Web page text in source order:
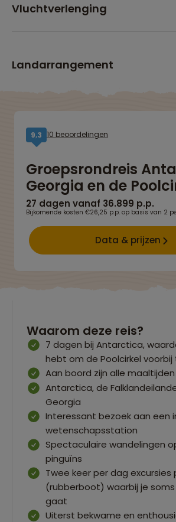
Vluchtverlenging
Landarrangement
9,3 10 beoordelingen
Groepsrondreis
Georgia en de
27 dagen vanaf 36.899 p.p.
Bijkomende kosten €26,25 p.p. op basis van 2
Data & prijzen
Waarom deze reis?
7 dagen bij Antarctica,
hebt om de Poolcirkel
Aan boord zijn alle
Antarctica, de
Georgia
Interessant bezoek aan een
wetenschapsstation
Spectaculaire wandelingen
pinguïns
Twee keer per dag excursies
(rubberboot) waarbij je
gaat
Uiterst bekwame en